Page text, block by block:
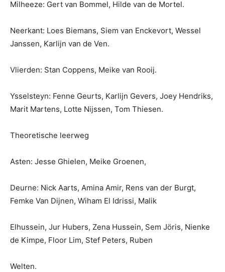
Milheeze: Gert van Bommel, Hilde van de Mortel.
Neerkant: Loes Biemans, Siem van Enckevort, Wessel
Janssen, Karlijn van de Ven.
Vlierden: Stan Coppens, Meike van Rooij.
Ysselsteyn: Fenne Geurts, Karlijn Gevers, Joey Hendriks,
Marit Martens, Lotte Nijssen, Tom Thiesen.
Theoretische leerweg
Asten: Jesse Ghielen, Meike Groenen,
Deurne: Nick Aarts, Amina Amir, Rens van der Burgt,
Femke Van Dijnen, Wiham El Idrissi, Malik
Elhussein, Jur Hubers, Zena Hussein, Sem Jöris, Nienke
de Kimpe, Floor Lim, Stef Peters, Ruben
Welten.